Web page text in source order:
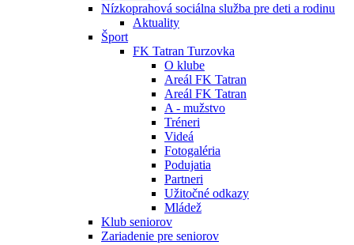
Nízkoprahová sociálna služba pre deti a rodinu
Aktuality
Šport
FK Tatran Turzovka
O klube
Areál FK Tatran
Areál FK Tatran
A - mužstvo
Tréneri
Videá
Fotogaléria
Podujatia
Partneri
Užitočné odkazy
Mládež
Klub seniorov
Zariadenie pre seniorov